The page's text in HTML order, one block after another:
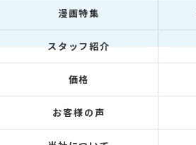
漫画特集
スタッフ紹介
価格
お客様の声